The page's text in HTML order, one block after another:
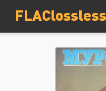
FLAClossless